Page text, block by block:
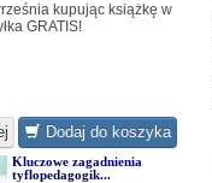
kupując książkę w
GRATIS!
Dodaj do koszyka
Kluczowe zagadnienia
tyflopedagogik...